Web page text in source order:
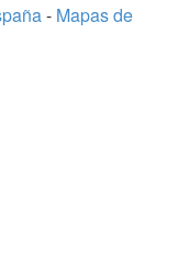
- Mapas de